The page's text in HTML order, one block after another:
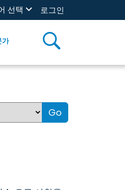
선택 로그인
가
Go